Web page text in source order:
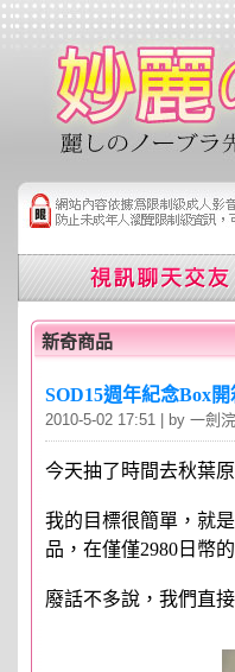
新奇商品
SOD15週年紀念Box開
2010-5-02 17:51 | by 一劍
今天抽了時間去秋葉原
我的目標很簡單，就
品，在僅僅2980日幣
廢話不多說，我們直